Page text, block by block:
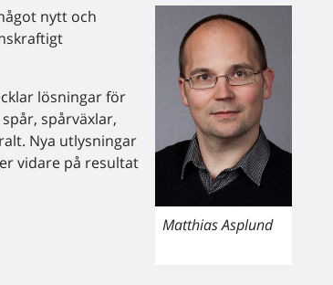
Matthias Asplund
nytt och
lösningar för
spårväxlar,
Nya utlysningar
vidare på resultat